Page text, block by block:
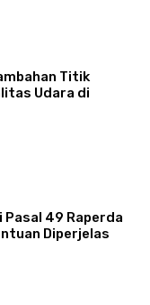
Titik
Udara di
Pasal 49 Raperda
Diperjelas